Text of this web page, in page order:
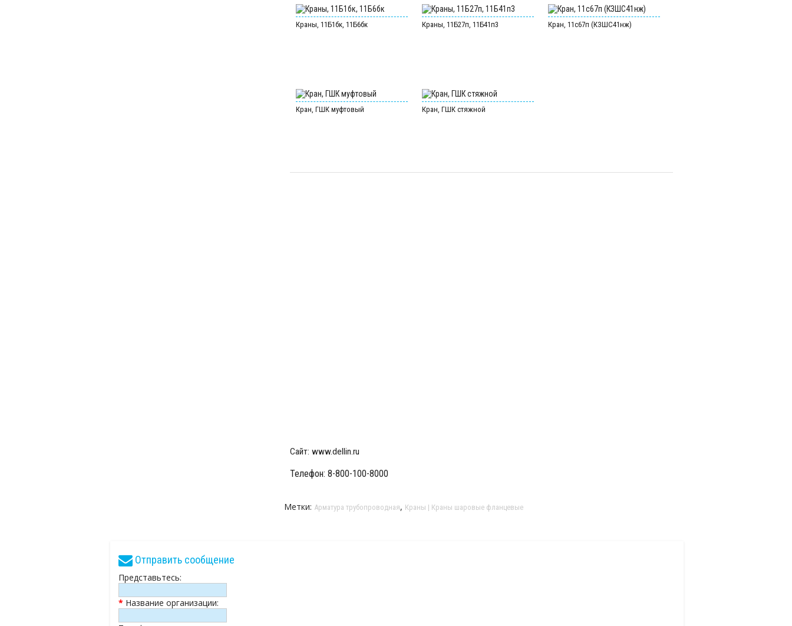
Краны, 11Б1бк, 11Б6бк Краны, 11Б27п, 11Б41п3 Кран, 11с67п (КЗШС41нж)
Кран, ГШК муфтовый Кран, ГШК стяжной
Сайт: www.dellin.ru
Телефон: 8-800-100-8000
Метки: Арматура трубопроводная, Краны | Краны шаровые фланцевые
Отправить сообщение
Представьтесь:
* Название организации: